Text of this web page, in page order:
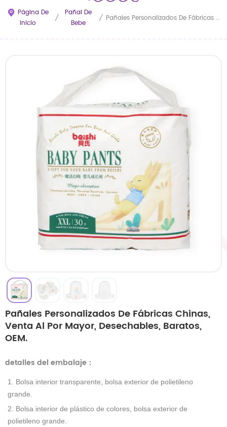
Página De
Inicio
/
Pañal De
Bebe
/ Pañales Personalizados De Fábricas Chinas, Venta Al Por Mayor, Desechables, Baratos, OEM.
Pañales Personalizados De Fábricas Chinas,
Venta Al Por Mayor, Desechables, Baratos,
OEM.
detalles del embalaje ：
1. Bolsa interior transparente, bolsa exterior de polietileno
grande.
2. Bolsa interior de plástico de colores, bolsa exterior de
polietileno grande.